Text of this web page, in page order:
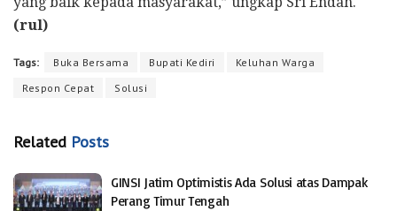
(rul)
Tags: Buka Bersama Bupati Kediri
Keluhan Warga
Respon Cepat
Solusi
Related Posts
GINSI Jatim Optimistis Ada Solusi atas Dampak
Perang Timur Tengah